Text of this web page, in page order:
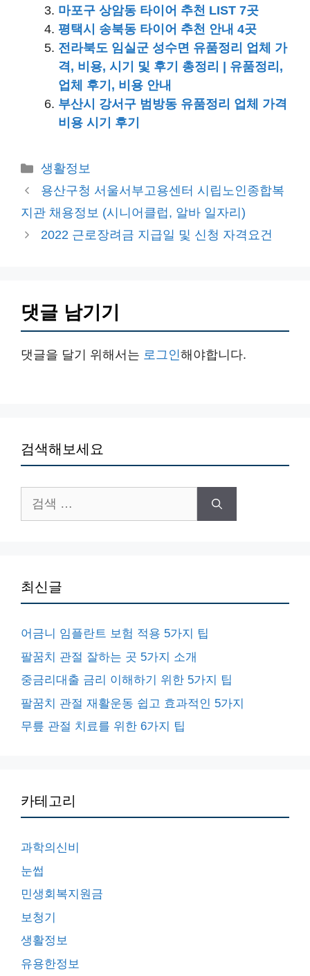
마포구 상암동 타이어 추천 LIST 7곳
평택시 송북동 타이어 추천 안내 4곳
전라북도 임실군 성수면 유품정리 업체 가
격, 비용, 시기 및 후기 총정리 | 유품정리,
업체 후기, 비용 안내
부산시 강서구 범방동 유품정리 업체 가격
비용 시기 후기
카
테
리
생활정보
용산구청 서울서부고용센터 시립노인종합복
지관 채용정보 (시니어클럽, 알바 일자리)
2022 근로장려금 지급일 및 신청 자격요건
댓글 남기기
댓글을 달기 위해서는 로그인해야합니다.
검색해보세요
색:
최신글
어금니 임플란트 보험 적용 5가지 팁
팔꿈치 관절 잘하는 곳 5가지 소개
중금리대출 금리 이해하기 위한 5가지 팁
팔꿈치 관절 재활운동 쉽고 효과적인 5가지
무릎 관절 치료를 위한 6가지 팁
카테고리
과학의신비
눈썹
민생회복지원금
보청기
생활정보
유용한정보